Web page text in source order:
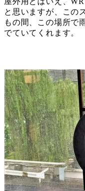
と思いますが、この
もの間、この場所で
でていてくれます。